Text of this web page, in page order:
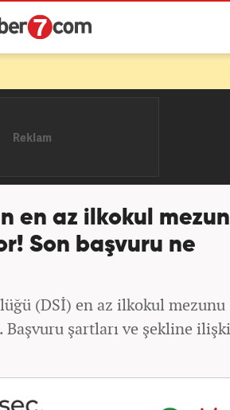
en az ilkokul
Son başvuru ne
(DSİ) en az ilkokul mezunu
Başvuru şartları ve şekline